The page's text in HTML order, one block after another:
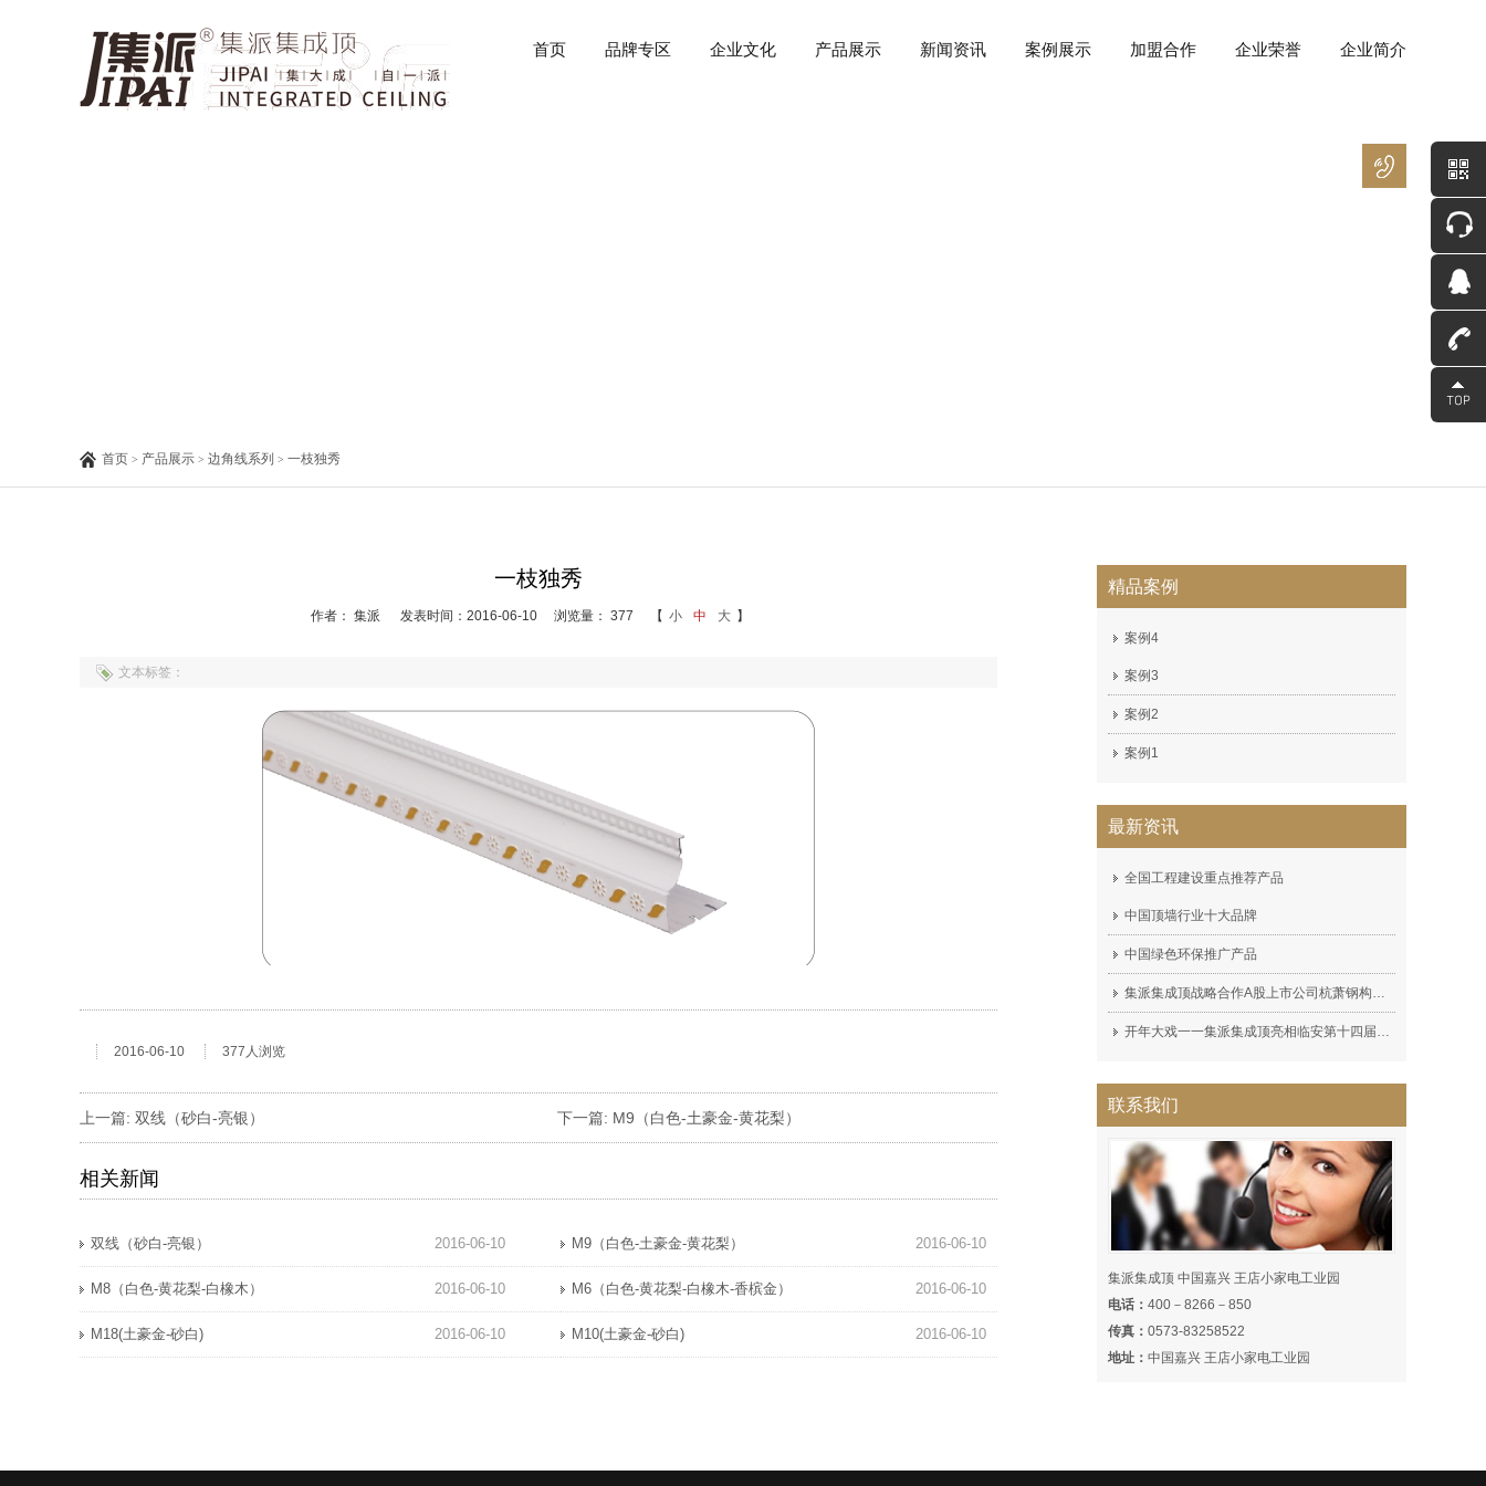
首页 品牌专区 企业文化 产品展示 新闻资讯 案例展示 加盟合作 企业荣誉 企业简介
400
首页 > 产品展示 > 边角线系列 > 一枝独秀
一枝独秀
作者： 集派 发表时间：2016-06-10 浏览量： 377 【 小 中 大 】
文本标签：
2016-06-10 377人浏览
上一篇: 双线（砂白-亮银） 下一篇: M9（白色-土豪金-黄花梨）
相关新闻
双线（砂白-亮银） 2016-06-10 M9（白色-土豪金-黄花梨） 2016-06-10
M8（白色-黄花梨-白橡木） 2016-06-10 M6（白色-黄花梨-白橡木-香槟金） 2016-06-10
M18(土豪金-砂白) 2016-06-10 M10(土豪金-砂白) 2016-06-10
精品案例
案例4
案例3
案例2
案例1
最新资讯
全国工程建设重点推荐产品
中国顶墙行业十大品牌
中国绿色环保推广产品
集派集成顶战略合作A股上市公司杭萧钢构（600477）集派全屋定制顶墙展厅完工!
开年大戏一一集派集成顶亮相临安第十四届家装博览会，深受广大消费者喜爱！
联系我们
集派集成顶 中国嘉兴 王店小家电工业园
电话： 400－8266－850
传真： 0573-83258522
地址： 中国嘉兴 王店小家电工业园